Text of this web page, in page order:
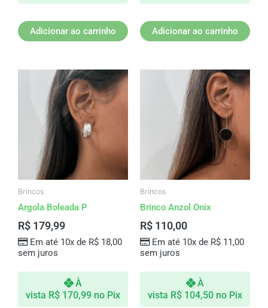
Adicionar ao carrinho Adicionar ao carrinho
Brincos
Argola Boleada P
R$ 179,99
Em até 10x de R$18,00
sem juros
À
vista R$ 170,99 no Pix
Brincos
Brinco Anzol Onix
R$ 110,00
Em até 10x de R$11,00
sem juros
À
vista R$ 104,50 no Pix